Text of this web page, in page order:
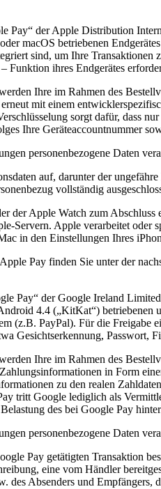
Pay“ der Apple Distribution
macOS betriebenen
sind, um Ihre
Funktion ihres Endgerätes
Ihre im Rahmen des
mit einem
sorgt dafür, dass
Ihre Geräteaccountnummer
personenbezogene Daten
auf, darunter der
vollständig
der Apple Watch zum
Servern. Apple verarbeitet
in den Einstellungen Ihres
Pay finden Sie unter der
Pay“ der Google Ireland
4.4 („KitKat“)
(z.B. PayPal). Für die Freigabe
Gesichtserkennung, Passwort,
Ihre im Rahmen des
in Form
zu den realen
tritt Google lediglich als
des bei Google Pay
personenbezogene Daten
Pay getätigten Transaktion
eine vom Händler
des Absenders und